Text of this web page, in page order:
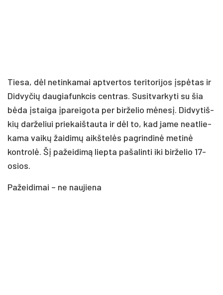
Tie­sa, dėl ne­tin­ka­mai ap­tver­tos te­ri­to­ri­jos įspė­tas ir
Did­vy­čių dau­gia­funk­cis cent­ras. Su­sit­var­ky­ti su šia
bė­da įstai­ga įpa­rei­go­ta per bir­že­lio mė­ne­sį. Did­vy­tiš­
kių dar­že­liui prie­kaiš­tau­ta ir dėl to, kad ja­me neat­lie­
ka­ma vai­kų žai­di­mų aikš­te­lės pa­grin­di­nė me­ti­nė
kont­ro­lė. Šį pa­žei­di­mą liep­ta pa­ša­lin­ti iki bir­že­lio 17-
osios.
Pa­žei­di­mai – ne nau­jie­na